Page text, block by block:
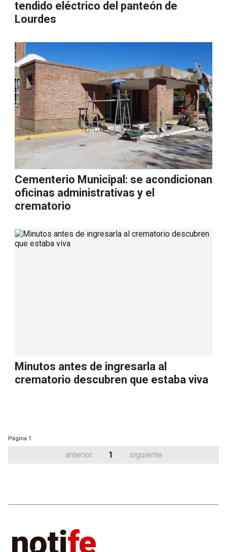
tendido eléctrico del panteón de
Lourdes
Cementerio Municipal: se acondicionan
oficinas administrativas y el
crematorio
Minutos antes de ingresarla al
crematorio descubren que estaba viva
Página 1
anterior 1 siguiente